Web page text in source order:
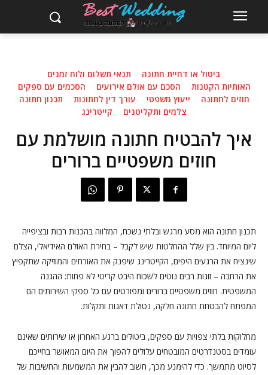
ביטול או דחיית חתונה
תנאי תשלום ולוח זמנים
האותיות הקטנות
הסכם עם אולם אירועים
הסכמים עם ספקים
חוזים לחתונה
ייעוץ משפטי עורך דין לחתונות
תכנון חתונה
צלמים ותקליטנים
קייטרינג
איך להבטיח חתונה מושלמת עם
חוזים משפטיים ברורים
תכנון חתונה הוא מסע מרגש ובלתי נשכח, המלווה בהכנות רבות ובציפייה
ליום המיוחד. בין שלל ההחלטות שיש לקבל – בחירת האולם האידיאלי, הצלם
שינציח את הרגעים היפים, הקייטרינג שיפנק את האורחים והמוזיקה שתקפיץ
את הרחבה – זוגות רבים נוטים לשכוח היבט קריטי לא פחות: ההגנה
המשפטית. חוזים משפטיים ברורים ומפורטים עם כל ספקי השירותים הם
המפתח להבטחת חתונה חלקה, נטולת דאגות ותקלות.
מחלוקות בלתי צפויות עם ספקים, ביטולים ברגע האחרון או שירותים שאינם
עומדים בסטנדרטים המובטחים עלולים להפוך את היום המאושר בחייכם
לסיוט מתמשך. כדי להימנע מכך, חשוב להבין את המשמעות והחשיבות של